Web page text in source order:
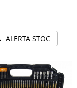
ALERTA STOC